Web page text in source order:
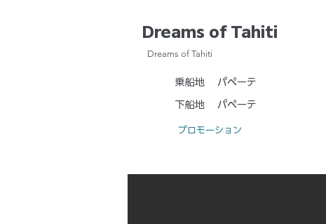
Dreams of Tahiti
Dreams of Tahiti
乗船地 パペーテ
下船地 パペーテ
プロモーション